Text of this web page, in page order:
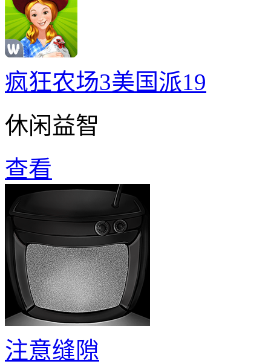
疯狂农场3美国派19
休闲益智
查看
注意缝隙